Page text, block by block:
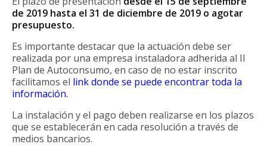
de 2019 hasta el 31 de diciembre de 2019 o agotar
presupuesto.
Es importante destacar que la actuación debe ser
realizada por una empresa instaladora adherida al II
Plan de Autoconsumo, en caso de no estar inscrito
facilitamos el link donde se puede encontrar toda la
información.
La instalación y el pago deben realizarse en los plazos
que se establecerán en cada resolución a través de
medios bancarios.